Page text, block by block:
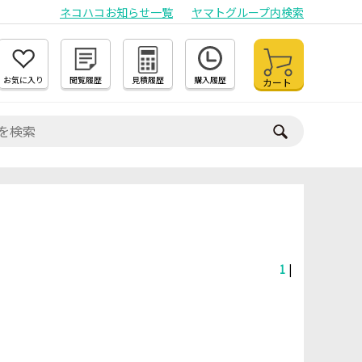
ネコハコお知らせ一覧 ヤマトグループ内検索
お気に入り 閲覧履歴 見積履歴 購入履歴 カート
1 |